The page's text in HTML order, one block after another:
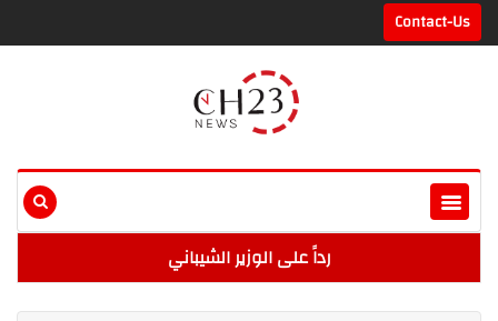
Contact-Us
رداً على الوزير الشيباني